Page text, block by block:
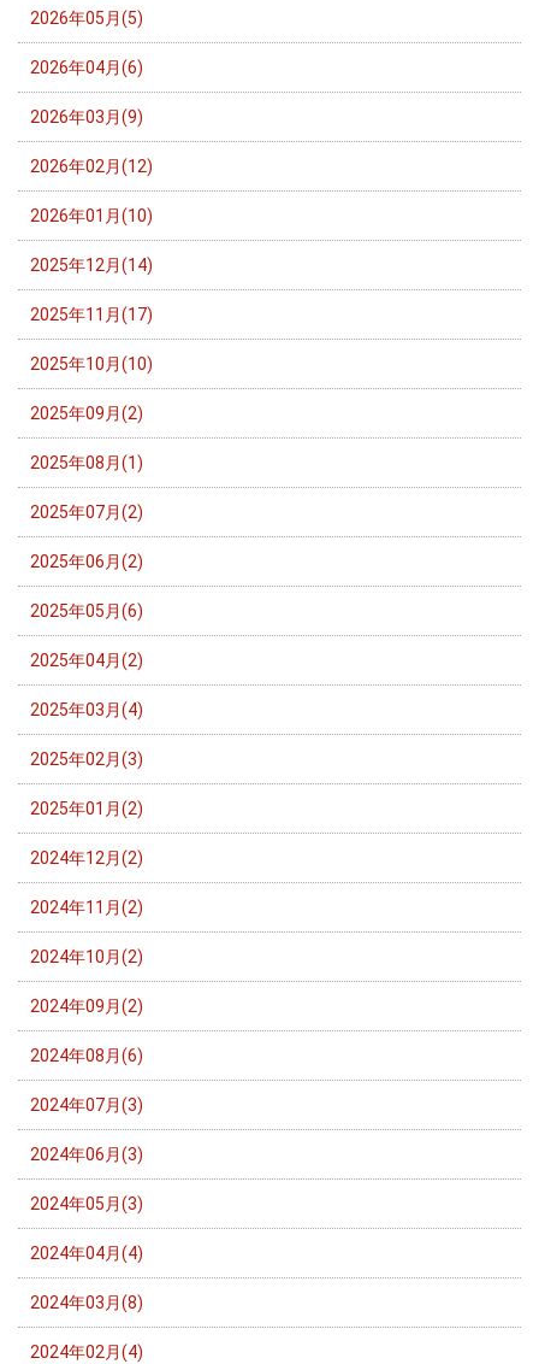
2026年05月(5)
2026年04月(6)
2026年03月(9)
2026年02月(12)
2026年01月(10)
2025年12月(14)
2025年11月(17)
2025年10月(10)
2025年09月(2)
2025年08月(1)
2025年07月(2)
2025年06月(2)
2025年05月(6)
2025年04月(2)
2025年03月(4)
2025年02月(3)
2025年01月(2)
2024年12月(2)
2024年11月(2)
2024年10月(2)
2024年09月(2)
2024年08月(6)
2024年07月(3)
2024年06月(3)
2024年05月(3)
2024年04月(4)
2024年03月(8)
2024年02月(4)